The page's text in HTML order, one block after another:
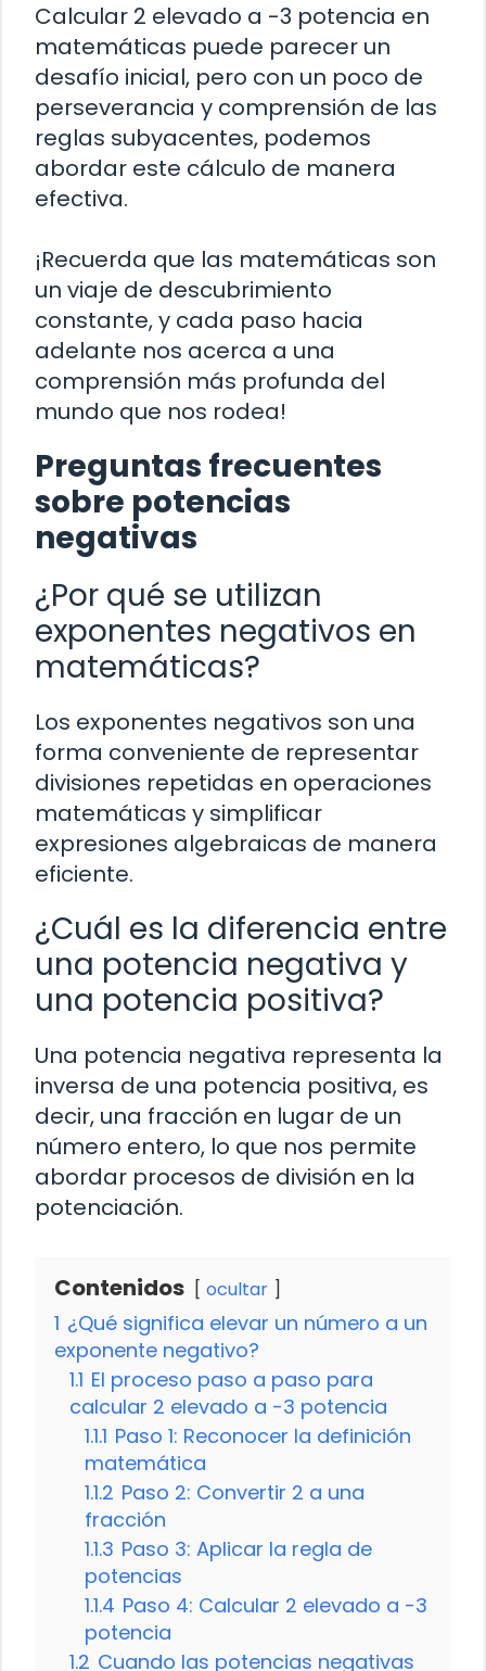
Calcular 2 elevado a -3 potencia en
matemáticas puede parecer un
desafío inicial, pero con un poco de
perseverancia y comprensión de las
reglas subyacentes, podemos
abordar este cálculo de manera
efectiva.
¡Recuerda que las matemáticas son
un viaje de descubrimiento
constante, y cada paso hacia
adelante nos acerca a una
comprensión más profunda del
mundo que nos rodea!
Preguntas frecuentes
sobre potencias
negativas
¿Por qué se utilizan
exponentes negativos en
matemáticas?
Los exponentes negativos son una
forma conveniente de representar
divisiones repetidas en operaciones
matemáticas y simplificar
expresiones algebraicas de manera
eficiente.
¿Cuál es la diferencia entre
una potencia negativa y
una potencia positiva?
Una potencia negativa representa la
inversa de una potencia positiva, es
decir, una fracción en lugar de un
número entero, lo que nos permite
abordar procesos de división en la
potenciación.
Contenidos ocultar
1 ¿Qué significa elevar un número a un
exponente negativo?
1.1 El proceso paso a paso para
calcular 2 elevado a -3 potencia
1.1.1 Paso 1: Reconocer la definición
matemática
1.1.2 Paso 2: Convertir 2 a una
fracción
1.1.3 Paso 3: Aplicar la regla de
potencias
1.1.4 Paso 4: Calcular 2 elevado a -3
potencia
1.2 Cuando las potencias negativas